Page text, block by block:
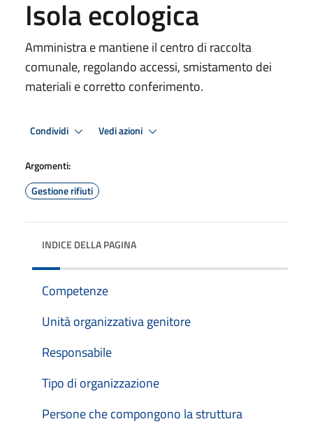
Isola ecologica
Amministra e mantiene il centro di raccolta
comunale, regolando accessi, smistamento dei
materiali e corretto conferimento.
Condividi Vedi azioni
Argomenti:
Gestione rifiuti
INDICE DELLA PAGINA
Competenze
Unità organizzativa genitore
Responsabile
Tipo di organizzazione
Persone che compongono la struttura